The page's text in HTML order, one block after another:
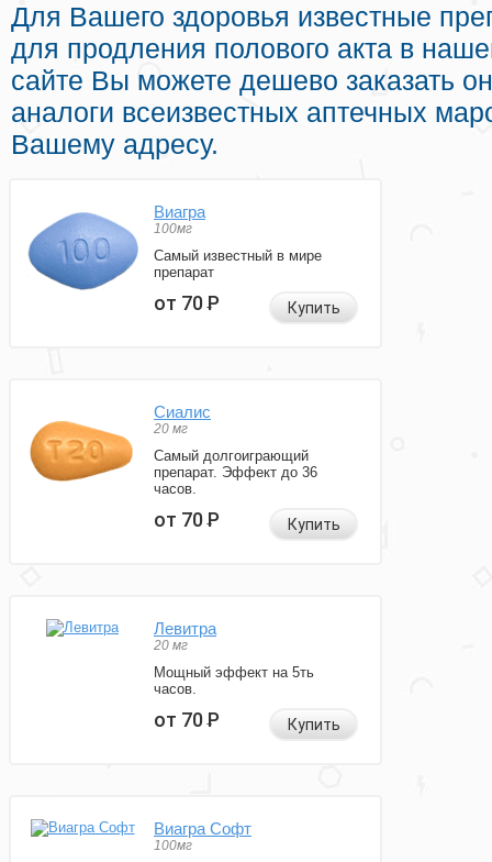
Для Вашего здоровья известные
для продления полового акта в
сайте Вы можете дешево заказать
аналоги всеизвестных аптечных
Вашему адресу.
Виагра
100мг
Самый известный в мире
препарат
от 70Р Купить
Сиалис
20 мг
Самый долгоиграющий
препарат. Эффект до 36
часов.
от 70Р Купить
Левитра
20 мг
Мощный эффект на 5ть
часов.
от 70Р Купить
Виагра Софт
100мг